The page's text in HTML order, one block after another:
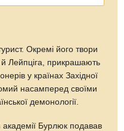
Окремі його твори
Лейпціга, прикрашають
у країнах Західної
насамперед своїми
демонології.
академії Бурлюк подавав